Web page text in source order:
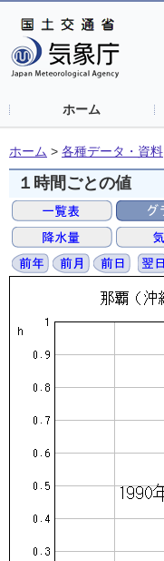
ホーム
ホーム > 各種データ・資料
１時間ごとの値